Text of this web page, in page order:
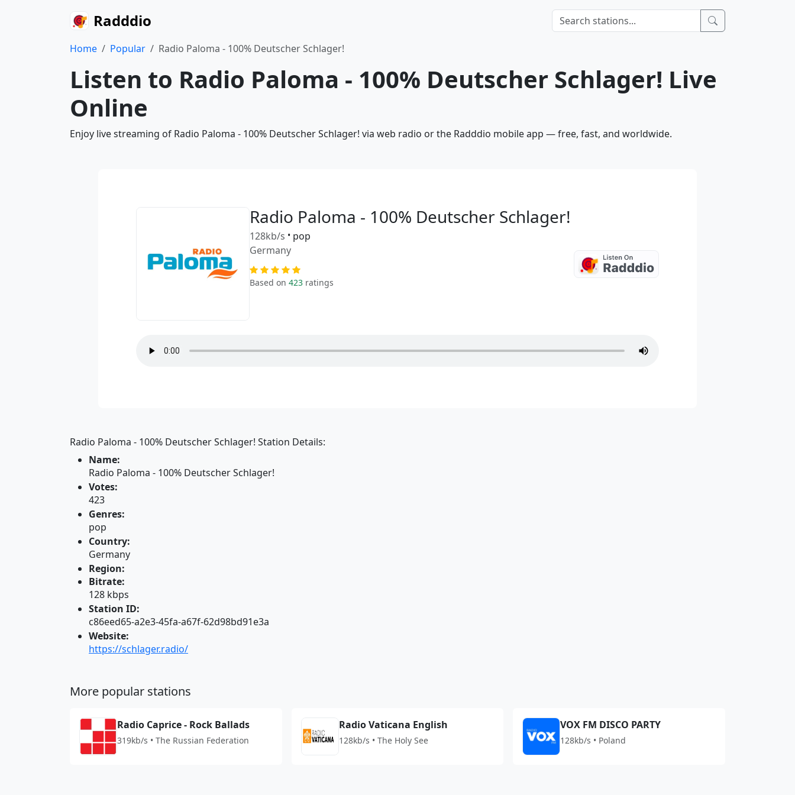
Radddio
Home Popular Radio Paloma - 100% Deutscher Schlager!
Listen to Radio Paloma - 100% Deutscher Schlager! Live
Online
Enjoy live streaming of Radio Paloma - 100% Deutscher Schlager! via web radio or the Radddio mobile app — free, fast, and worldwide.
Radio Paloma - 100% Deutscher Schlager!
128kb/s • pop
Germany
Based on 423 ratings
Radio Paloma - 100% Deutscher Schlager! Station Details:
Name:
Radio Paloma - 100% Deutscher Schlager!
Votes:
423
Genres:
pop
Country:
Germany
Region:
Bitrate:
128 kbps
Station ID:
c86eed65-a2e3-45fa-a67f-62d98bd91e3a
Website:
https://schlager.radio/
More popular stations
Radio Caprice - Rock Ballads
319kb/s • The Russian Federation
Radio Vaticana English
128kb/s • The Holy See
VOX FM DISCO PARTY
128kb/s • Poland